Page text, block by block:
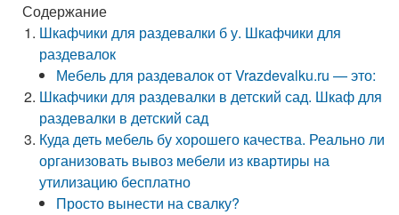
Содержание
Шкафчики для раздевалки б у. Шкафчики для
раздевалок
Мебель для раздевалок от Vrazdevalku.ru — это:
Шкафчики для раздевалки в детский сад. Шкаф для
раздевалки в детский сад
Куда деть мебель бу хорошего качества. Реально ли
организовать вывоз мебели из квартиры на
утилизацию бесплатно
Просто вынести на свалку?